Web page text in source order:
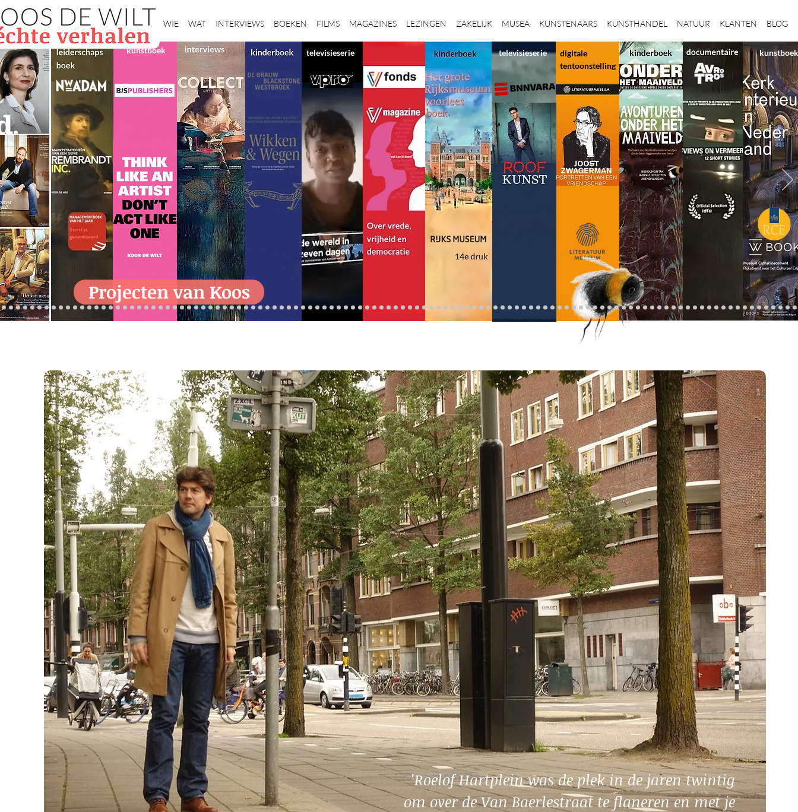
Home WIE WAT INTERVIEWS BOEKEN FILMS MAGAZINES LEZINGEN ZAKELIJK MUSEA KUNSTENAARS KUNSTHANDEL NATUUR KLANTEN BLOG
kunstboek televisieserie
Projecten van Koos
digitale
tentoonstelling
televisieserie kunstboek
'Roelof Hartplein was de plek in de jaren twintig
om over de Van Baerlestraat te flaneren en met je